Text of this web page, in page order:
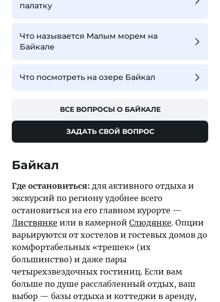
палатку
Что называется Малым морем на
Байкале
Что посмотреть на озере Байкал
ВСЕ ВОПРОСЫ О БАЙКАЛЕ
ЗАДАТЬ СВОЙ ВОПРОС
Байкал
Где остановиться: для активного отдыха и
экскурсий по региону удобнее всего
остановиться на его главном курорте —
Листвянке или в камерной Слюдянке. Опции
варьируются от хостелов и гостевых домов до
комфортабельных «трешек» (их
большинство) и даже пары
четырехзвездочных гостиниц. Если вам
больше по душе расслабленный отдых, ваш
выбор — базы отдыха и коттеджи в аренду,